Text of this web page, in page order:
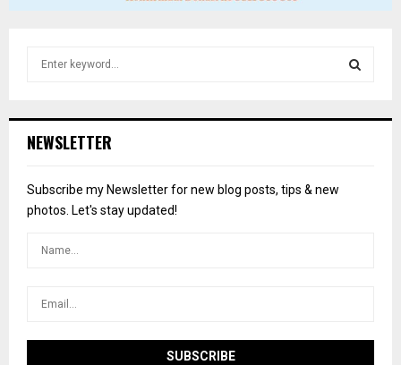
h
o
r
NEWSLETTER
Subscribe my Newsletter for new blog posts, tips & new
photos. Let's stay updated!